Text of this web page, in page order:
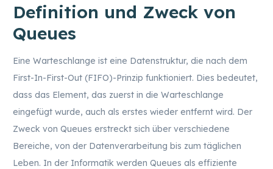
Definition und Zweck von
Queues
Eine Warteschlange ist eine Datenstruktur, die nach dem
First-In-First-Out (FIFO)-Prinzip funktioniert. Dies bedeutet,
dass das Element, das zuerst in die Warteschlange
eingefügt wurde, auch als erstes wieder entfernt wird. Der
Zweck von Queues erstreckt sich über verschiedene
Bereiche, von der Datenverarbeitung bis zum täglichen
Leben. In der Informatik werden Queues als effiziente